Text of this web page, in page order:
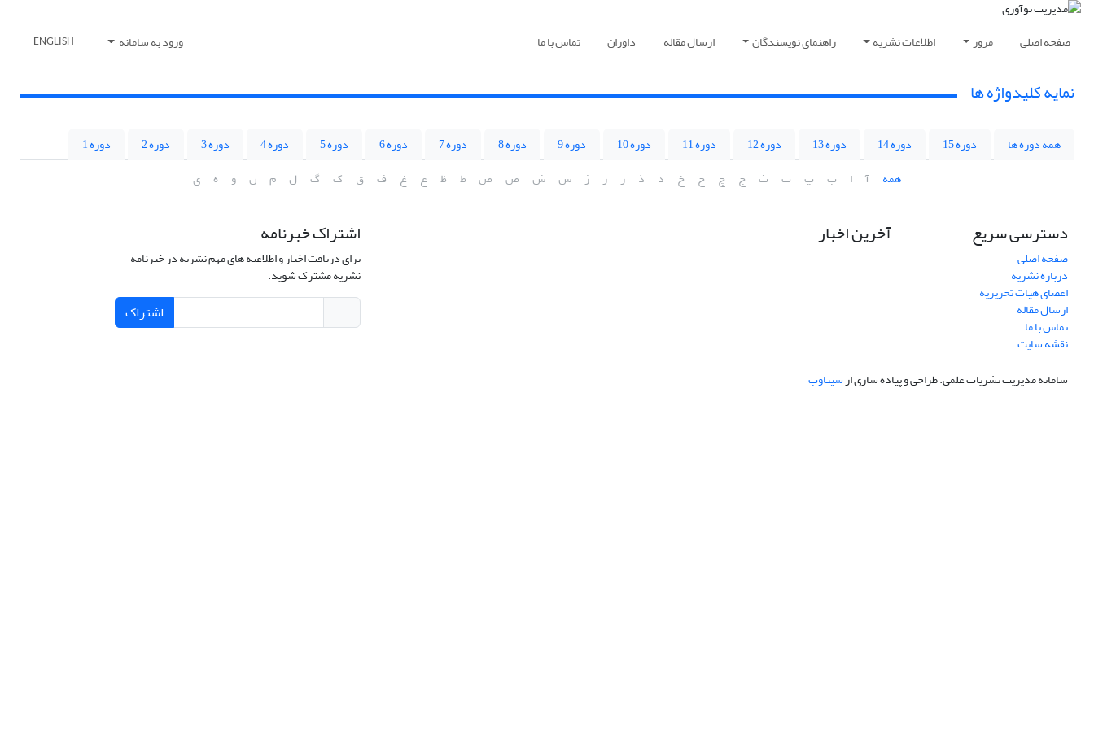
صفحه اصلی مرور اطلاعات نشریه راهنمای نویسندگان ارسال مقاله داوران تماس با ما ورود به سامانه ENGLISH
نمایه کلیدواژه ها
همه دوره ها دوره 15 دوره 14 دوره 13 دوره 12 دوره 11 دوره 10 دوره 9 دوره 8 دوره 7 دوره 6 دوره 5 دوره 4 دوره 3 دوره 2
دوره 1
همه
آ ا ب پ ت ث ج چ ح خ د ذ ر ز ژ س ش ص ض ط ظ ع غ ف ق ک گ ل م ن و ه ی
دسترسی سریع
صفحه اصلی
درباره نشریه
اعضای هیات تحریریه
ارسال مقاله
تماس با ما
نقشه سایت
آخرین اخبار اشتراک خبرنامه
برای دریافت اخبار و اطلاعیه های مهم نشریه در خبرنامه
نشریه مشترک شوید.
اشتراک
سامانه مدیریت نشریات علمی.طراحی و پیاده سازی ازسیناوب